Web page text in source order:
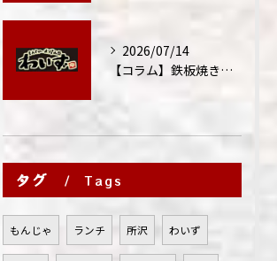
2026/07/14
【コラム】鉄板焼きが"コミュニケーション飯"と呼ばれる理由
タグ Tags
もんじゃ ランチ 所沢 わいず